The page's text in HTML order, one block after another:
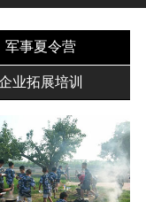
军事夏令营
业拓展培训